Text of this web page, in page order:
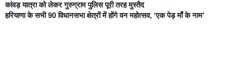
कांवड़ यात्रा को लेकर गुरुग्राम पुलिस पूरी तरह मुस्तैद
हरियाणा के सभी 90 विधानसभा क्षेत्रों में होंगे वन महोत्सव, ‘एक पेड़ माँ के नाम’